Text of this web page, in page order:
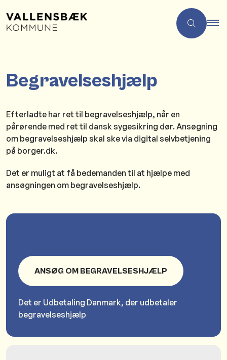
Begravelseshjælp
Efterladte har ret til begravelseshjælp, når en
pårørende med ret til dansk sygesikring dør. Ansøgning
om begravelseshjælp skal ske via digital selvbetjening
på borger.dk.
Det er muligt at få bedemanden til at hjælpe med
ansøgningen om begravelseshjælp.
ANSØG OM BEGRAVELSESHJÆLP
Det er Udbetaling Danmark, der udbetaler
begravelseshjælp